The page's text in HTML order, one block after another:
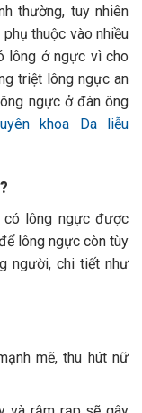
thường, tuy nhiên
thuộc vào nhiều
lông ở ngực vì cho
triệt lông ngực an
ngực ở đàn ông
khoa Da liễu
có lông ngực được
lông ngực còn tùy
người, chi tiết như
mẽ, thu hút nữ